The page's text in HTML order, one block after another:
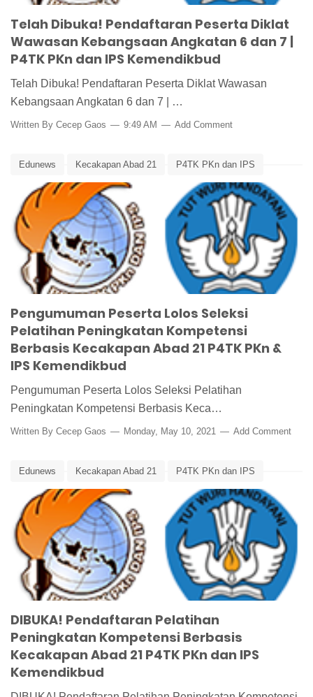
Telah Dibuka! Pendaftaran Peserta Diklat
Wawasan Kebangsaan Angkatan 6 dan 7 |
P4TK PKn dan IPS Kemendikbud
Telah Dibuka! Pendaftaran Peserta Diklat Wawasan
Kebangsaan Angkatan 6 dan 7 | …
Written By Cecep Gaos 9:49 AM Add Comment
Edunews Kecakapan Abad 21 P4TK PKn dan IPS
Pelatihan Peningkatan Kompetensi Guru Pengumuman
Peningkom
Pengumuman Peserta Lolos Seleksi
Pelatihan Peningkatan Kompetensi
Berbasis Kecakapan Abad 21 P4TK PKn &
IPS Kemendikbud
Pengumuman Peserta Lolos Seleksi Pelatihan
Peningkatan Kompetensi Berbasis Keca…
Written By Cecep Gaos Monday, May 10, 2021 Add Comment
Edunews Kecakapan Abad 21 P4TK PKn dan IPS
Pelatihan Peningkatan Kompetensi Guru Peningkom
DIBUKA! Pendaftaran Pelatihan
Peningkatan Kompetensi Berbasis
Kecakapan Abad 21 P4TK PKn dan IPS
Kemendikbud